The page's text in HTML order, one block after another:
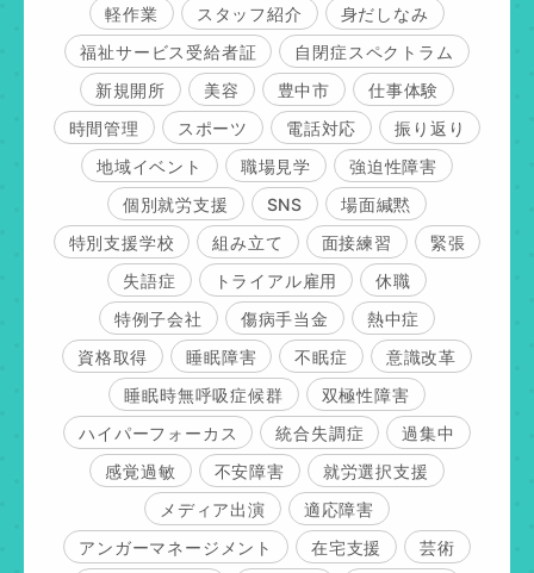
軽作業
スタッフ紹介
身だしなみ
福祉サービス受給者証
自閉症スペクトラム
新規開所
美容 豊中市
仕事体験
時間管理
スポーツ 電話対応
振り返り
地域イベント
職場見学
強迫性障害
個別就労支援
SNS
場面緘黙
特別支援学校
組み立て 面接練習
緊張
失語症
トライアル雇用
休職
特例子会社
傷病手当金
熱中症
資格取得
睡眠障害 不眠症
意識改革
睡眠時無呼吸症候群
双極性障害
ハイパーフォーカス
統合失調症
過集中
感覚過敏
不安障害
就労選択支援
メディア出演
適応障害
アンガーマネージメント
在宅支援
芸術